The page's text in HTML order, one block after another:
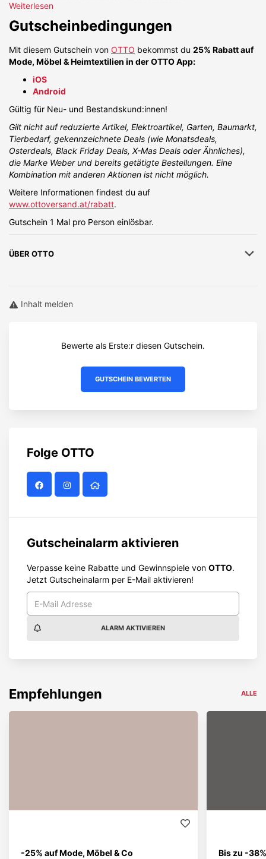
Zahlungsmöglichkeiten diejenige, die am besten zu dir passt.
Kauf auf Rechnung, Ratenzahlung, Vorkasse oder PayPal -
Schnell geliefert, schnell aufgebaut:Profitiere von der
schnellen Lieferung und dem zuverlässigen Versand. Bei Bedarf
kannst du auch den praktischen Aufbauservice nutzen.
Kostenlos retournieren:
Otto hast du 30 Tage Zeit, deine Artikel kostenlos
Exklusive Vorteile für Schüler & Schülerinnen
im OTTO Onlineshop:
25% Rabatt auf deine Bestellung von Möbel, Mode,
Heimtextilien
Flexible Zahlungsmöglichkeiten
Schnelle Lieferung
Weiterlesen
Gutscheinbedingungen
Mit diesem Gutschein von OTTO bekommst du 25% Rabatt auf
Mode, Möbel & Heimtextilien in der OTTO App:
iOS
Android
Gültig für Neu- und Bestandskund:innen!
Gilt nicht auf reduzierte Artikel, Elektroartikel, Garten, Baumarkt,
Tierbedarf, gekennzeichnete Deals (wie Monatsdeals,
Osterdeals, Black Friday Deals, X-Mas Deals oder Ähnliches),
die Marke Weber und bereits getätigte Bestellungen. Eine
Kombination mit anderen Aktionen ist nicht möglich.
Weitere Informationen findest du auf
www.ottoversand.at/rabatt.
Gutschein 1 Mal pro Person einlösbar.
ÜBER OTTO
Inhalt melden
Bewerte als Erste:r diesen Gutschein.
GUTSCHEIN BEWERTEN
Folge OTTO
Gutscheinalarm aktivieren
Verpasse keine Rabatte und Gewinnspiele von OTTO.
Jetzt Gutscheinalarm per E-Mail aktivieren!
ALARM AKTIVIEREN
Empfehlungen ALLE
-25% auf Mode, Möbel & Co Bis zu -